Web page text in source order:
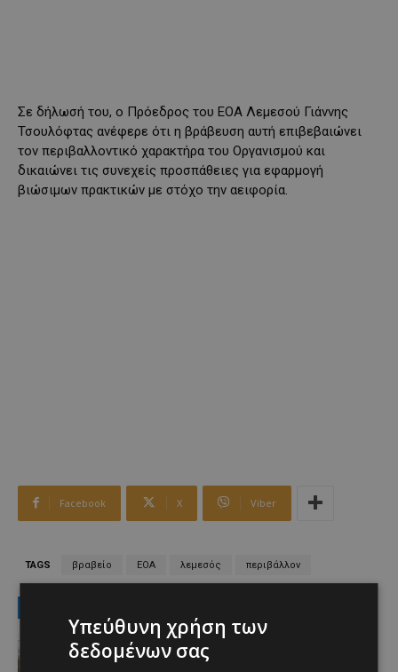
Σε δήλωσή του, ο Πρόεδρος του ΕΟΑ Λεμεσού Γιάννης
Τσουλόφτας ανέφερε ότι η βράβευση αυτή επιβεβαιώνει
τον περιβαλλοντικό χαρακτήρα του Οργανισμού και
δικαιώνει τις συνεχείς προσπάθειες για εφαρμογή
βιώσιμων πρακτικών με στόχο την αειφορία.
Facebook X Viber
TAGS βραβείο ΕΟΑ λεμεσός περιβάλλον
Ειδήσεις
ΚΕΡΑΙΕΣ ΣΤΙΣ ΒΡΕΤΑΝΙΚΕΣ ΒΑΣΕΙΣ –
Υπεύθυνη χρήση των
δεδομένων σας